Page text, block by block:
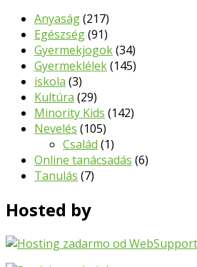
Anyaság(217)
Egészség(91)
Gyermekjogok(34)
Gyermeklélek(145)
iskola (3)
Kultúra (29)
Minority Kids (142)
Nevelés (105)
Család (1)
Online tanácsadás (6)
Tanulás (7)
Hosted by